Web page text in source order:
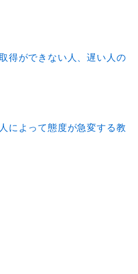
得ができない人、遅い人の
によって態度が急変する教